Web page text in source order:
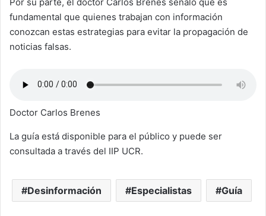
fundamental que quienes trabajan con información
conozcan estas estrategias para evitar la propagación de
noticias falsas.
Doctor Carlos Brenes
La guía está disponible para el público y puede ser
consultada a través del IIP UCR.
Desinformación Especialistas Guía